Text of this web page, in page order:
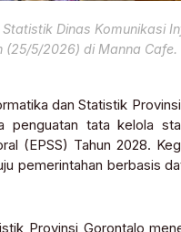
Dinas Komunikasi
(25/5/2026) di Manna Cafe.
dan Statistik
penguatan tata kelola
(EPSS) Tahun 2028.
pemerintahan berbasis
Provinsi Gorontalo